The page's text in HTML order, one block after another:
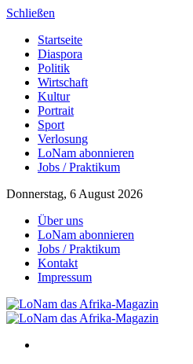
Schließen
Startseite
Diaspora
Politik
Wirtschaft
Kultur
Portrait
Sport
Verlosung
LoNam abonnieren
Jobs / Praktikum
Donnerstag, 6 August 2026
Über uns
LoNam abonnieren
Jobs / Praktikum
Kontakt
Impressum